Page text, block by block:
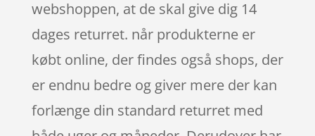
webshoppen, at de skal give dig 14
dages returret. når produkterne er
købt online, der findes også shops, der
er endnu bedre og giver mere der kan
forlænge din standard returret med